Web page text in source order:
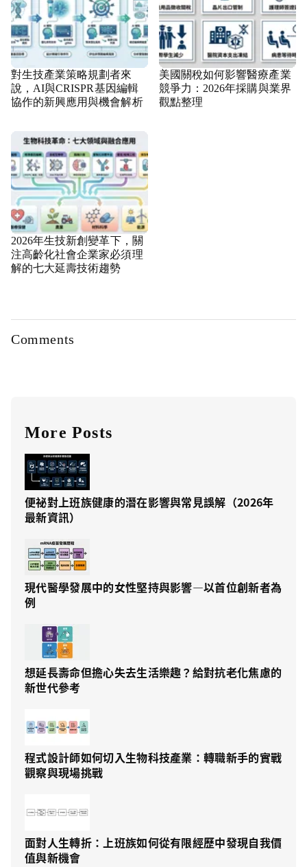
對生技產業策略規劃者來
說，AI與CRISPR基因編輯
協作的新興應用與機會解析
美國關稅如何影響醫療產業
競爭力：2026年採購與業界
觀點整理
2026年生技新創變革下，關
注高齡化社會企業家必須理
解的七大延壽技術趨勢
Comments
More Posts
便祕對上班族健康的潛在影響與常見誤解（2026年
最新資訊）
現代醫學發展中的女性堅持與影響—以首位創新者為
例
想延長壽命但擔心失去生活樂趣？給對抗老化焦慮的
新世代參考
程式設計師如何切入生物科技產業：轉職新手的實戰
觀察與現場挑戰
面對人生轉折：上班族如何從有限經歷中發現自我價
值與新機會